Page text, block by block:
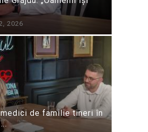
2026
de familie tineri în